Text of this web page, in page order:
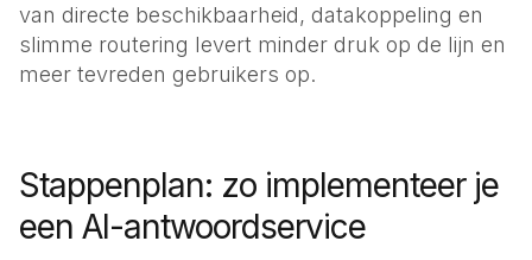
van directe beschikbaarheid, datakoppeling en
slimme routering levert minder druk op de lijn en
meer tevreden gebruikers op.
Stappenplan: zo implementeer je
een AI-antwoordservice